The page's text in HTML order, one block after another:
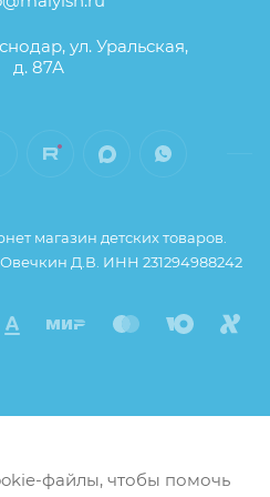
ул. Уральская,
д. 87А
магазин детских товаров.
Д.В. ИНН 231294988242
файлы, чтобы помочь